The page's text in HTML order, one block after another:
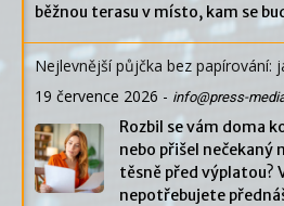
běžnou terasu v místo, kam se
Nejlevnější půjčka bez papírování:
19 července 2026 - info@press-
Rozbil se vám doma
nebo přišel nečekaný
těsně před výplatou?
nepotřebujete